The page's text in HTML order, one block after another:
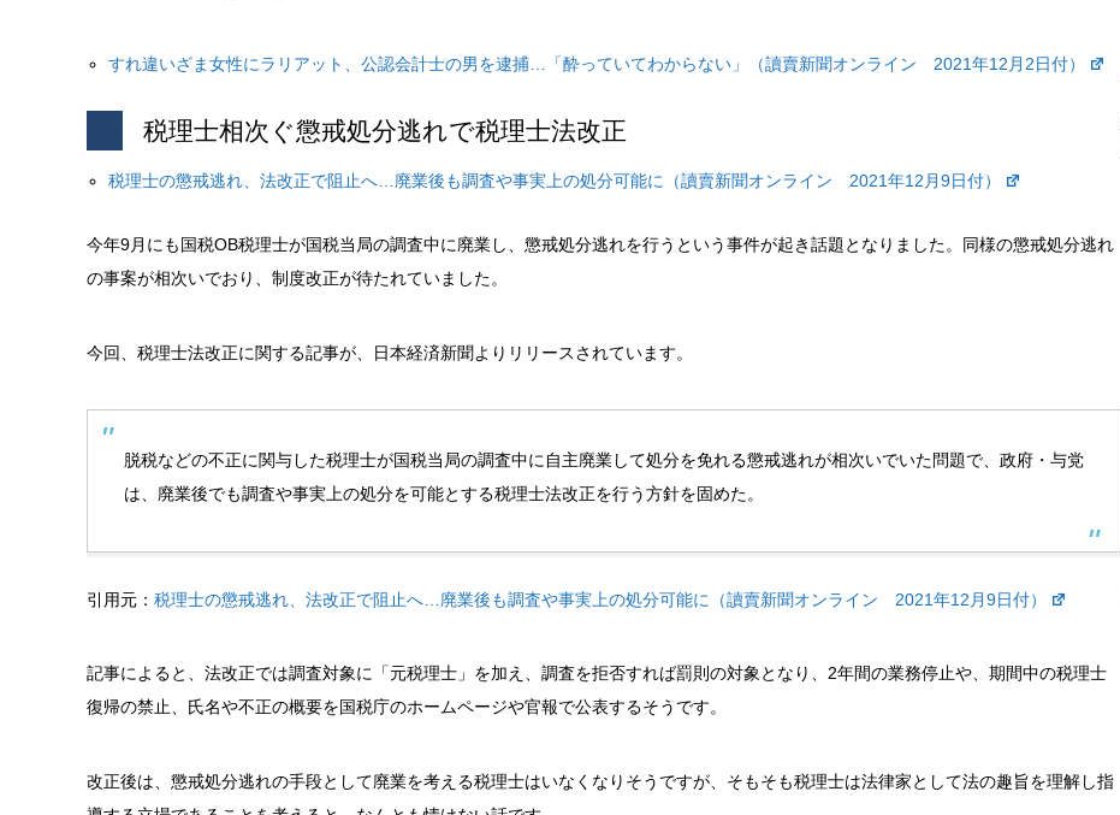
すれ違いざま女性にラリアット、公認会計士の男を逮捕…「酔っていてわからない」（讀賣新聞オンライン 2021年12月2日付）
税理士相次ぐ懲戒処分逃れで税理士法改正
税理士の懲戒逃れ、法改正で阻止へ…廃業後も調査や事実上の処分可能に（讀賣新聞オンライン 2021年12月9日付）
今年9月にも国税OB税理士が国税当局の調査中に廃業し、懲戒処分逃れを行うという事件が起き話題となりました。同様の懲戒処分逃れ
の事案が相次いでおり、制度改正が待たれていました。
今回、税理士法改正に関する記事が、 日本経済新聞よりリリースされています。
脱税などの不正に関与した税理士が国税当局の調査中に自主廃業して処分を免れる懲戒逃れが相次いでいた問題で、政府・与党
は、廃業後でも調査や事実上の処分を可能とする税理士法改正を行う方針を固めた。
引用元： 税理士の懲戒逃れ、法改正で阻止へ…廃業後も調査や事実上の処分可能に（讀賣新聞オンライン 2021年12月9日付）
記事によると、法改正では調査対象に「元税理士」を加え、調査を拒否すれば罰則の対象となり、2年間の業務停止や、期間中の税理士
復帰の禁止、氏名や不正の概要を国税庁のホームページや官報で公表するそうです。
改正後は、懲戒処分逃れの手段として廃業を考える税理士はいなくなりそうですが、そもそも税理士は法律家として法の趣旨を理解し指